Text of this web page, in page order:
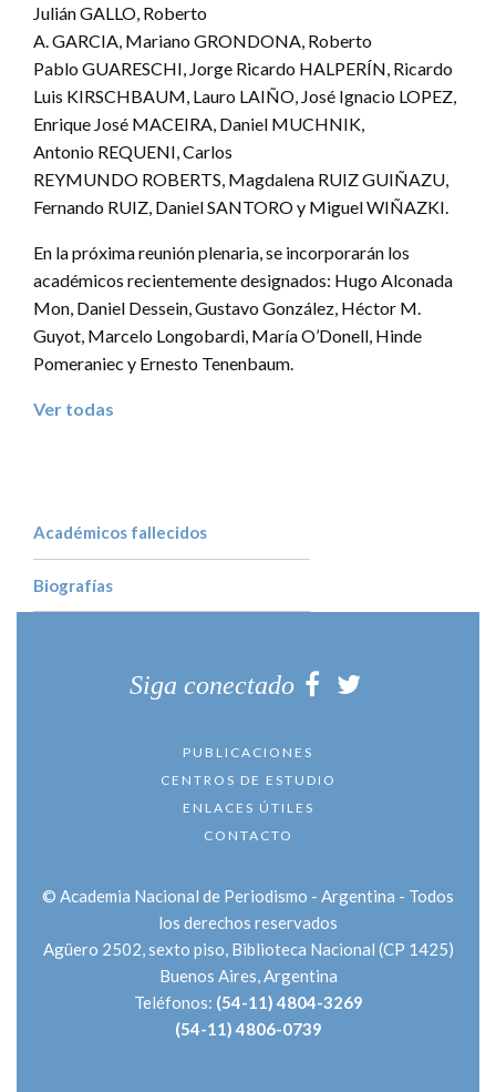
Julián GALLO, Roberto
A. GARCIA, Mariano GRONDONA, Roberto
Pablo GUARESCHI, Jorge Ricardo HALPERÍN, Ricardo
Luis KIRSCHBAUM, Lauro LAIÑO, José Ignacio LOPEZ,
Enrique José MACEIRA, Daniel MUCHNIK,
Antonio REQUENI, Carlos
REYMUNDO ROBERTS, Magdalena RUIZ GUIÑAZU,
Fernando RUIZ, Daniel SANTORO y Miguel WIÑAZKI.
En la próxima reunión plenaria, se incorporarán los
académicos recientemente designados: Hugo Alconada
Mon, Daniel Dessein, Gustavo González, Héctor M.
Guyot, Marcelo Longobardi, María O’Donell, Hinde
Pomeraniec y Ernesto Tenenbaum.
Ver todas
Académicos fallecidos
Biografías
Siga conectado
PUBLICACIONES
CENTROS DE ESTUDIO
ENLACES ÚTILES
CONTACTO
© Academia Nacional de Periodismo - Argentina - Todos
los derechos reservados
Agüero 2502, sexto piso, Biblioteca Nacional (CP 1425)
Buenos Aires,Argentina
Teléfonos: (54-11) 4804-3269
(54-11) 4806-0739